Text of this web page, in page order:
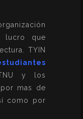
lucro que
TYIN
y los
mas de
como por